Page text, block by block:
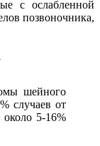
с ослабленной
позвоночника,
шейного
случаев от
около 5-16%